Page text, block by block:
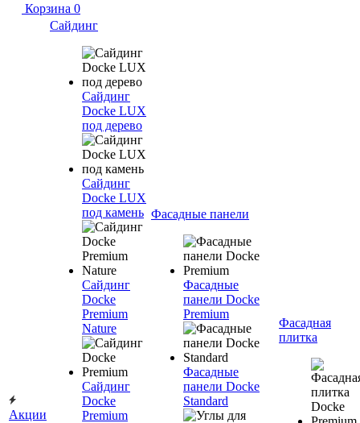
Корзина 0
Акции
Сайдинг
Сайдинг
Docke LUX
под дерево
Сайдинг
Docke LUX
под камень
Сайдинг
Docke
Premium
Nature
Сайдинг
Docke
Premium
Фасадные панели
Фасадные
панели Docke
Premium
Фасадные
панели Docke
Standard
Фасадная
плитка